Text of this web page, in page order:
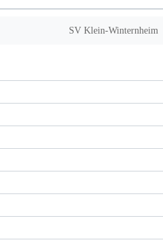
SV Klein-Winternheim